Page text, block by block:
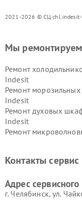
2021-2026 © СЦ
Мы ремонтируем
Ремонт
Indesit
Ремонт морозильных
Indesit
Ремонт духовых
Indesit
Ремонт
Indesit
Контакты сервис
Адрес
г. Челябинск, ул.